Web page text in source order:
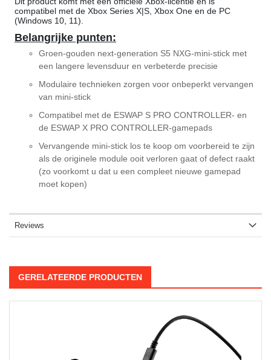
compatibel met de Xbox Series X|S, Xbox One en de PC
(Windows 10, 11).
Belangrijke punten:
Groen-gouden next-generation S5 NXG-mini-stick met
een langere levensduur en verbeterde precisie
Modulaire technieken zorgen voor onbeperkt vervangen
van mini-stick
Compatibel met de ESWAP S PRO CONTROLLER- en
de ESWAP X PRO CONTROLLER-gamepads
Vervangende mini-stick los te koop om voorbereid te zijn
als de originele module ooit verloren gaat of defect raakt
(zo voorkomt u dat u een compleet nieuwe gamepad
moet kopen)
Reviews
GERELATEERDE PRODUCTEN